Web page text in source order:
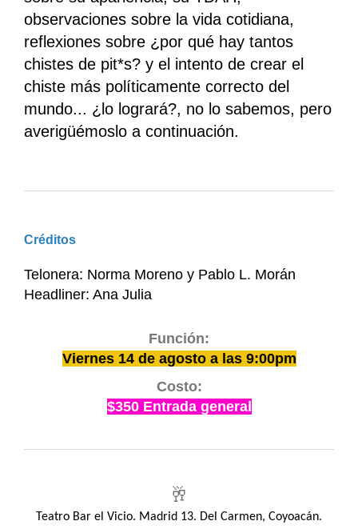
observaciones sobre la vida cotidiana,
reflexiones sobre ¿por qué hay tantos
chistes de pit*s? y el intento de crear el
chiste más políticamente correcto del
mundo... ¿lo logrará?, no lo sabemos, pero
averigüémoslo a continuación.
Créditos
Telonera: Norma Moreno y Pablo L. Morán
Headliner: Ana Julia
Función:
Viernes 14 de agosto a las 9:00pm
Costo:
$350 Entrada general
🥂
Teatro Bar el Vicio. Madrid 13. Del Carmen, Coyoacán.